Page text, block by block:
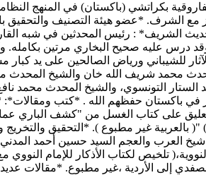
بكراتشي (باكستان) في المنهج النظامي
الشرف. *عضو هيئة التصنيف والتحقيق
الشريف* : رئيس المحدثين في شبه
درس عليه صحيح البخاري مرتين
للشيباني ورياض الصالحين على يد
محمد شريف الله خان والشيخ المحدث
التونسوي، والشيخ المحدث محمد
في باكستان حفظهم الله . *كتب ومقالات*:
والتعليق على كتاب الغسل من "كشف
بالعربية غير مطبوع ). *التحقيق
شيخ العرب والعجم السيد حسين أحمد
تلخيص لكتاب الأذكار للإمام
إلى الأردية ،غير مطبوع. *مقالات